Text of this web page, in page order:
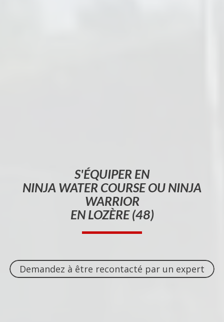
S'ÉQUIPER EN
NINJA WATER COURSE OU NINJA
WARRIOR
EN LOZÈRE (48)
Demandez à être recontacté par un expert